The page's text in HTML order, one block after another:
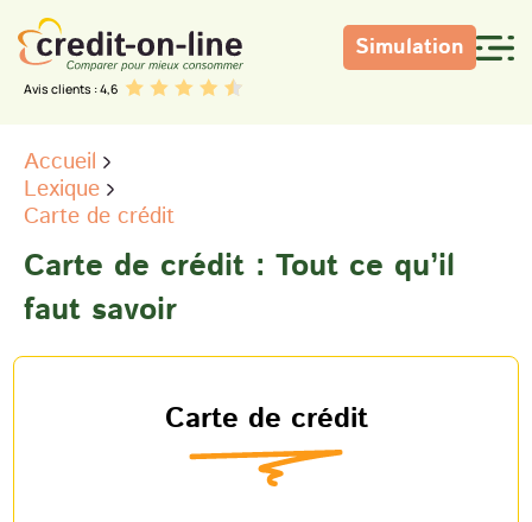
Avis clients : 4,6
Simulation
Accueil
Lexique
Carte de crédit
Carte de crédit : Tout ce qu’il
faut savoir
Carte de crédit